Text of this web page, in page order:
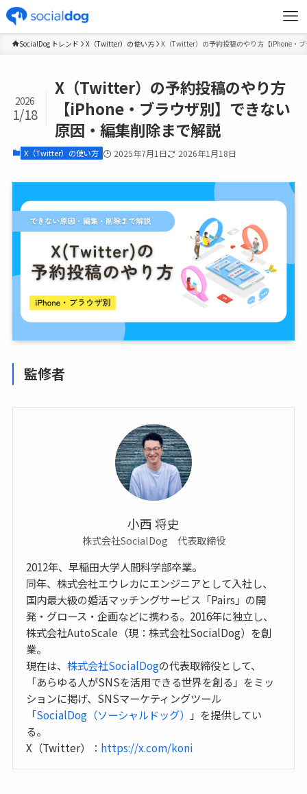
SocialDog トレンド X（Twitter）の使い方 X（Twitter）の予約投稿のやり方【iPhone・
X（Twitter）の予約投稿のやり方
【iPhone・ブラウザ別】できない
原因・編集削除まで解説
2026
1/18
X（Twitter）の使い方 2025年7月1日 2026年1月18日
監修者
小西 将史
株式会社SocialDog 代表取締役
2012年、早稲田大学人間科学部卒業。
同年、株式会社エウレカにエンジニアとして入社し、
国内最大級の婚活マッチングサービス「Pairs」の開
発・グロース・企画などに携わる。2016年に独立し、
株式会社AutoScale（現：株式会社SocialDog）を創
業。
現在は、株式会社SocialDogの代表取締役として、
「あらゆる人がSNSを活用できる世界を創る」をミッ
ションに掲げ、SNSマーケティングツール
「SocialDog（ソーシャルドッグ）
」を提供してい
る。
X（Twitter）： https://x.com/koni